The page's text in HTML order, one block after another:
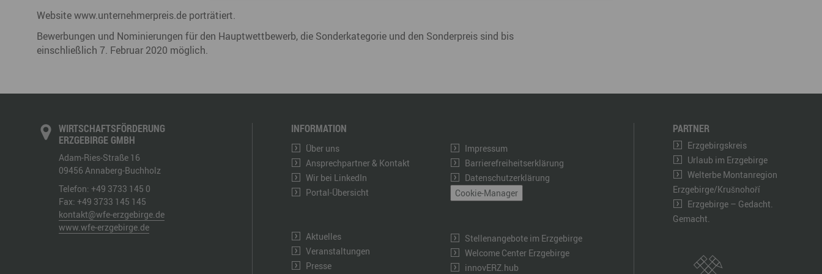
Website www.unternehmerpreis.de porträtiert.
Bewerbungen und Nominierungen für den Hauptwettbewerb, die Sonderkategorie und den Sonderpreis sind bis
einschließlich 7. Februar 2020 möglich.
WIRTSCHAFTSFÖRDERUNG
ERZGEBIRGE GMBH
Adam-Ries-Straße 16
09456 Annaberg-Buchholz
Telefon: +49 3733 145 0
Fax: +49 3733 145 145
kontakt@wfe-erzgebirge.de
www.wfe-erzgebirge.de
INFORMATION
Über uns
Ansprechpartner & Kontakt
Wir bei LinkedIn
Portal-Übersicht
Aktuelles
Veranstaltungen
Presse
Impressum
Barrierefreiheitserklärung
Datenschutzerklärung
Cookie-Manager
Stellenangebote im Erzgebirge
Welcome Center Erzgebirge
innovERZ.hub
PARTNER
Erzgebirgskreis
Urlaub im Erzgebirge
Welterbe Montanregion
Erzgebirge/Krušnohoří
Erzgebirge – Gedacht.
Gemacht.